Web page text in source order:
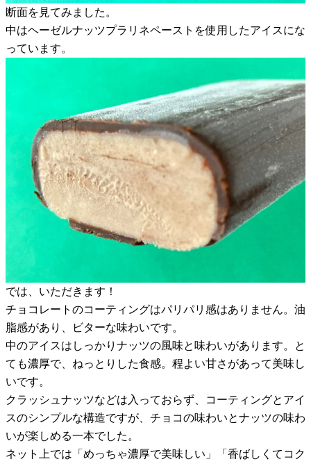
断面を見てみました。
中はヘーゼルナッツプラリネペーストを使用したアイスにな
っています。
では、いただきます！
チョコレートのコーティングはパリパリ感はありません。油
脂感があり、ビターな味わいです。
中のアイスはしっかりナッツの風味と味わいがあります。と
ても濃厚で、ねっとりした食感。程よい甘さがあって美味し
いです。
クラッシュナッツなどは入っておらず、コーティングとアイ
スのシンプルな構造ですが、チョコの味わいとナッツの味わ
いが楽しめる一本でした。
ネット上では「めっちゃ濃厚で美味しい」「香ばしくてコク